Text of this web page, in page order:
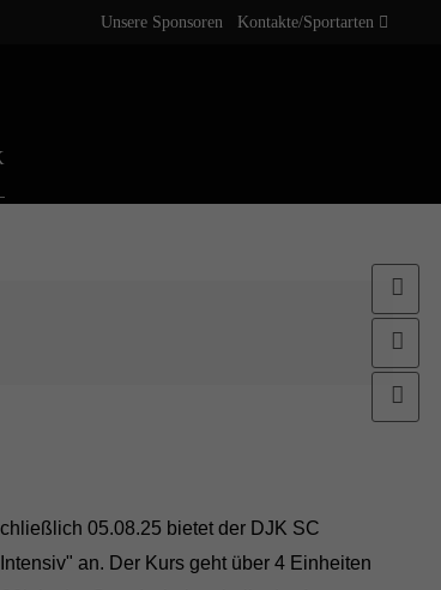
Unsere Sponsoren Kontakte/Sportarten
05.08.25 bietet der DJK SC
an. Der Kurs geht über 4 Einheiten